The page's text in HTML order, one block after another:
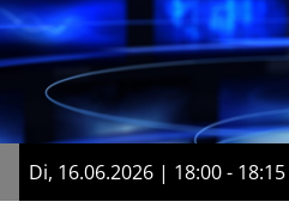
Di, 16.06.2026 | 18:00 - 18:15